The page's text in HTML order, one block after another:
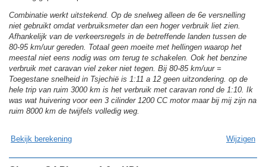
Combinatie werkt uitstekend. Op de snelweg alleen de 6e versnelling
niet gebruikt omdat verbruiksmeter dan een hoger verbruik liet zien.
Afhankelijk van de verkeersregels in de betreffende landen tussen de
80-95 km/uur gereden. Totaal geen moeite met hellingen waarop het
meestal niet eens nodig was om terug te schakelen. Ook het benzine
verbruik met caravan viel zeker niet tegen. Bij 80-85 km/uur =
Toegestane snelheid in Tsjechië is 1:11 a 12 geen uitzondering. op de
hele trip van ruim 3000 km is het verbruik met caravan rond de 1:10. Ik
was wat huivering voor een 3 cilinder 1200 CC motor maar bij mij zijn na
ruim 8000 km de twijfels volledig weg.
Bekijk berekening Wijzigen